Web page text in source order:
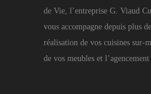
de Vie, l’entreprise G. Viaud
vous accompagne depuis plus
réalisation de vos cuisines sur-
de vos meubles et